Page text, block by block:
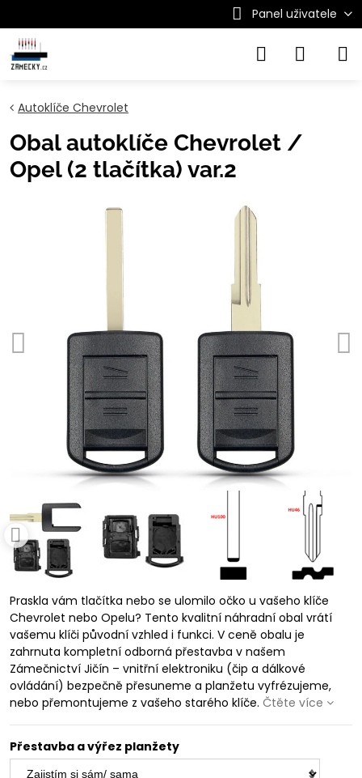
Panel uživatele
Autoklíče Chevrolet
Obal autoklíče Chevrolet /
Opel (2 tlačítka) var.2
Praskla vám tlačítka nebo se ulomilo očko u vašeho klíče
Chevrolet nebo Opelu? Tento kvalitní náhradní obal vrátí
vašemu klíči původní vzhled i funkci. V ceně obalu je
zahrnuta kompletní odborná přestavba v našem
Zámečnictví Jičín – vnitřní elektroniku (čip a dálkové
ovládání) bezpečně přesuneme a planžetu vyfrézujeme,
nebo přemontujeme z vašeho starého klíče. Čtěte více
Přestavba a výřez planžety